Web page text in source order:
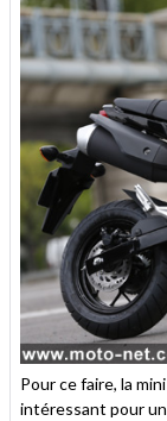
Pour ce faire, la
intéressant pour